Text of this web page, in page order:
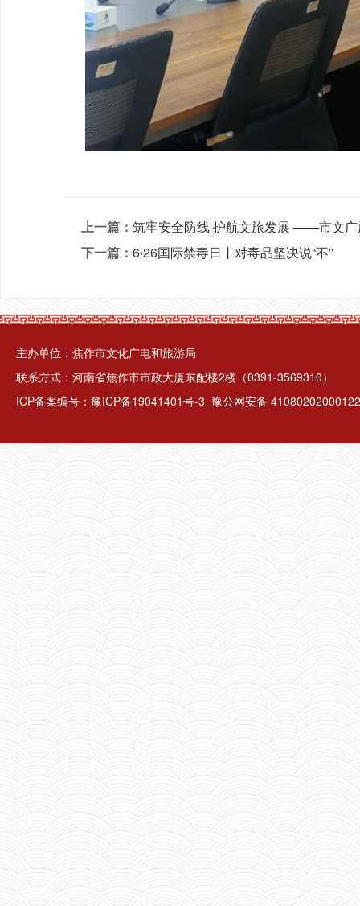
上一篇： 筑牢安全防线 护航文旅发展 ——市文广
下一篇： 6·26国际禁毒日丨对毒品坚决说“不”
主办单位：焦作市文化广电和旅游局
联系方式：河南省焦作市市政大厦东配楼2楼（0391-3569310）
ICP备案编号： 豫ICP备19041401号-3 豫公网安备